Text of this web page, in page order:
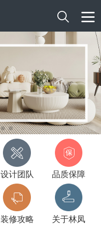

设计团队 品质保障
装修攻略 关于林凤